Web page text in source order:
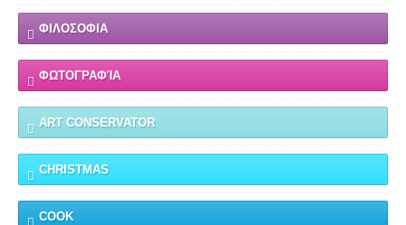
ΦΙΛΟΣΟΦΙΑ
ΦΩΤΟΓΡΑΦΊΑ
ART CONSERVATOR
CHRISTMAS
COOK